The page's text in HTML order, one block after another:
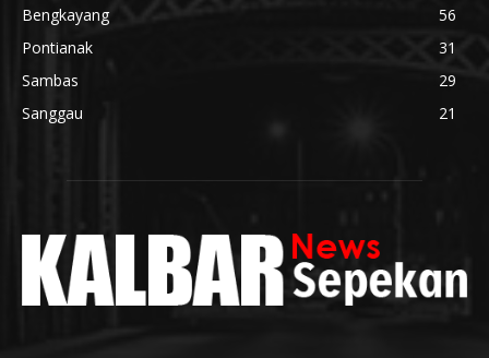
Bengkayang
56
Pontianak
31
Sambas
29
Sanggau
21